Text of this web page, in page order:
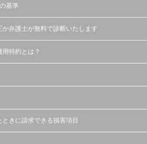
基準
弁護士が無料で診断いたします
特約とは？
きに請求できる損害項目